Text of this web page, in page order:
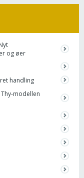
og øer
handling
modellen